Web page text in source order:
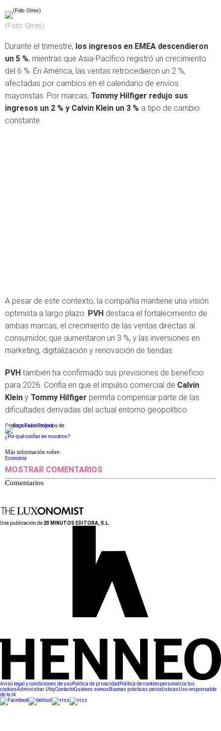
(Foto: Gtres)
Durante el trimestre, los ingresos en EMEA descendieron
un 5 %, mientras que Asia-Pacífico registró un crecimiento
del 6 %. En América, las ventas retrocedieron un 2 %,
afectadas por cambios en el calendario de envíos
mayoristas. Por marcas, Tommy Hilfiger redujo sus
ingresos un 2 % y Calvin Klein un 3 % a tipo de cambio
constante.
A pesar de este contexto, la compañía mantiene una visión
optimista a largo plazo. PVH destaca el fortalecimiento de
ambas marcas, el crecimiento de las ventas directas al
consumidor, que aumentaron un 3 %, y las inversiones en
marketing, digitalización y renovación de tiendas.
PVH también ha confirmado sus previsiones de beneficio
para 2026. Confía en que el impulso comercial de Calvin
Klein y Tommy Hilfiger permita compensar parte de las
dificultades derivadas del actual entorno geopolítico.
Conforme a los criterios de
¿Por qué confiar en nosotros?
Más información sobre:
Economia
MOSTRAR COMENTARIOS
Comentarios
Una publicación de:20 MINUTOS EDITORA, S.L.
Aviso legal y condiciones de usoPolítica de privacidad Política de cookiespersonaliza tus
cookiesAdministrar UtiqContactoQuiénes somos Buenas prácticas periodísticasUso responsable
de la IA